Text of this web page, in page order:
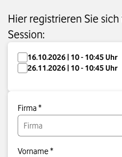
Hier registrieren Sie
Session:
16.10.2026 | 10 - 10:45 Uhr
26.11.2026 | 10 - 10:45 Uhr
Firma *
Vorname *